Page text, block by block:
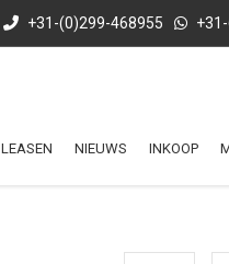
+31-(0)299-468955
LEASEN NIEUWS INKOOP